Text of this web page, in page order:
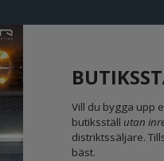
Vill du bygga upp
butiksställ utan
distriktssäljare.
bäst.